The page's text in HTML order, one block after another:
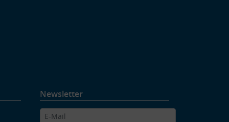
Newsletter